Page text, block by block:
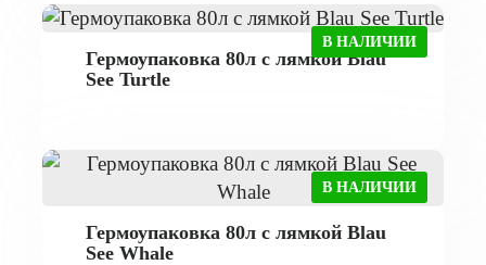
В НАЛИЧИИ
Гермоупаковка 80л с лямкой Blau
See Turtle
В НАЛИЧИИ
Гермоупаковка 80л с лямкой Blau
See Whale